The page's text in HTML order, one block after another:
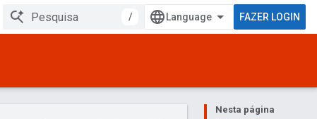
/ FAZER LOGIN
Nesta página